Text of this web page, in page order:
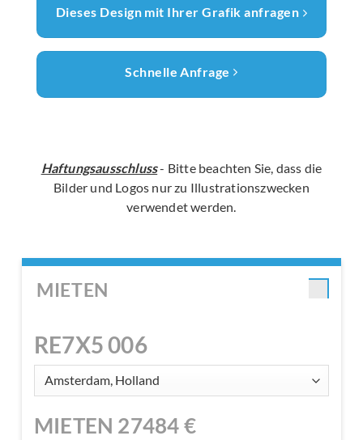
Dieses Design mit Ihrer Grafik anfragen
Schnelle Anfrage
Haftungsausschluss- Bitte beachten Sie, dass die
Bilder und Logos nur zu Illustrationszwecken
verwendet werden.
MIETEN
RE7X5 006
MIETEN 27484€